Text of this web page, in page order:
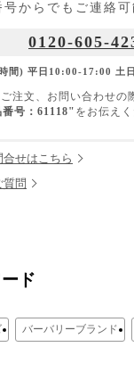
号からでもご連絡可
0120-605-
間) 平日10:00-17:00 土
ご注文、お問い合わせの
号：61118" をお伝えく
合せはこちら
質問
ド
バーバリーブランド